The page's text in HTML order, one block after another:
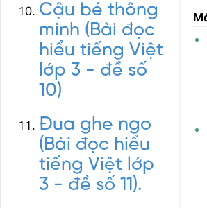
Cậu bé thông
minh (Bài đọc
hiểu tiếng Việt
lớp 3 - đề số
10)
Đua ghe ngo
(Bài đọc hiểu
tiếng Việt lớp
3 - đề số 11).